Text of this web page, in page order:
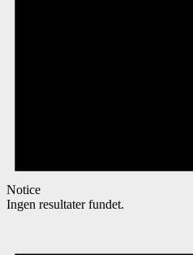
Notice
Ingen resultater fundet.